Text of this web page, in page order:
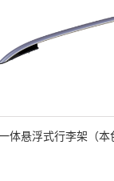
体悬浮式行李架（本